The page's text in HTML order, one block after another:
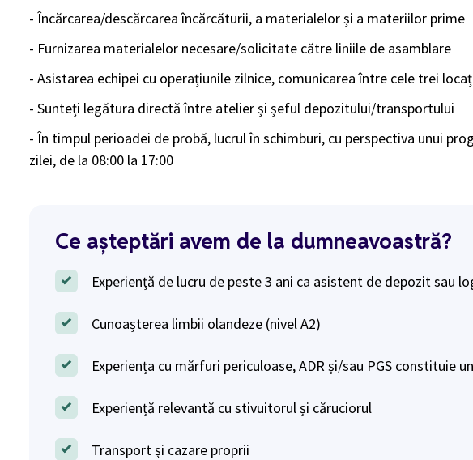
- Încărcarea/descărcarea încărcăturii, a materialelor și a materiilor prime
- Furnizarea materialelor necesare/solicitate către liniile de asamblare
- Asistarea echipei cu operațiunile zilnice, comunicarea între cele trei
- Sunteți legătura directă între atelier și șeful depozitului/transportului
- În timpul perioadei de probă, lucrul în schimburi, cu perspectiva unui
zilei, de la 08:00 la 17:00
Ce așteptări avem de la dumneavoastră?
Experiență de lucru de peste 3 ani ca asistent de depozit sau
Cunoașterea limbii olandeze (nivel A2)
Experiența cu mărfuri periculoase, ADR și/sau PGS constituie
Experiență relevantă cu stivuitorul și căruciorul
Transport și cazare proprii